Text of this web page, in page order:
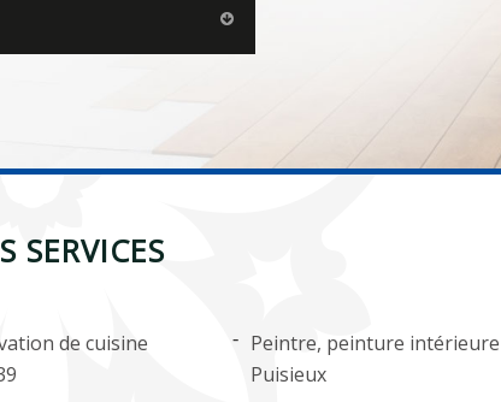
SERVICES
de cuisine
Peintre, peinture intérieure
Puisieux